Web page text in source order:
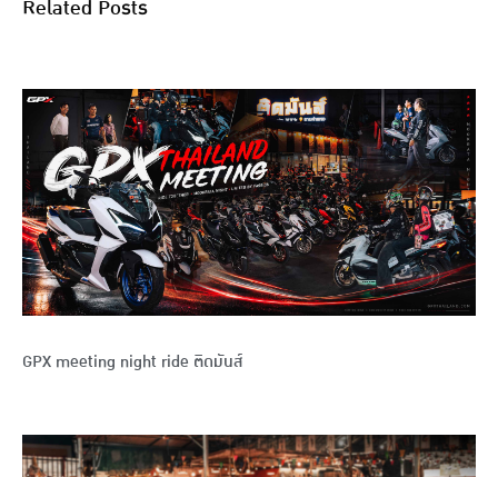
Related Posts
GPX meeting night ride ติดมันส์